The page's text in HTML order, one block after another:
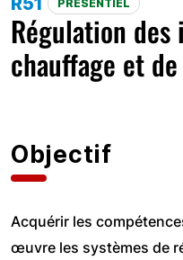
PRÉSENTIEL
Régulation
chauffage et
Objectif
Acquérir les
œuvre les systèmes de